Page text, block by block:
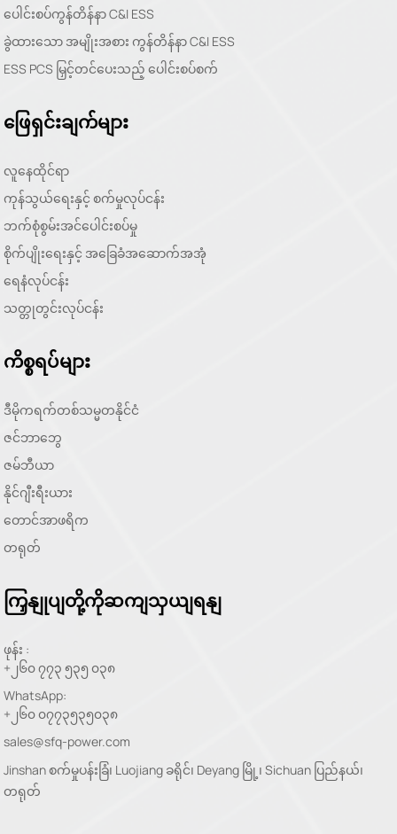
ပေါင်းစပ်ကွန်တိန်နာ C&I ESS
ခွဲထားသော အမျိုးအစား ကွန်တိန်နာ C&I ESS
ESS PCS မြှင့်တင်ပေးသည့် ပေါင်းစပ်စက်
ဖြေရှင်းချက်များ
လူနေထိုင်ရာ
ကုန်သွယ်ရေးနှင့် စက်မှုလုပ်ငန်း
ဘက်စုံစွမ်းအင်ပေါင်းစပ်မှု
စိုက်ပျိုးရေးနှင့် အခြေခံအဆောက်အအုံ
ရေနံလုပ်ငန်း
သတ္တုတွင်းလုပ်ငန်း
ကိစ္စရပ်များ
ဒီမိုကရက်တစ်သမ္မတနိုင်ငံ
ဇင်ဘာဘွေ
ဇမ်ဘီယာ
နိုင်ဂျီးရီးယား
တောင်အာဖရိက
တရုတ်
ကြှနျုပျတို့ကိုဆကျသှယျရနျ
ဖုန်း :
+၂၆၀ ၇၇၃ ၅၃၅ ၀၃၈
WhatsApp:
+၂၆၀ ၀၇၇၃၅၃၅၀၃၈
sales@sfq-power.com
Jinshan စက်မှုပန်းခြံ၊ Luojiang ခရိုင်၊ Deyang မြို့၊ Sichuan ပြည်နယ်၊
တရုတ်